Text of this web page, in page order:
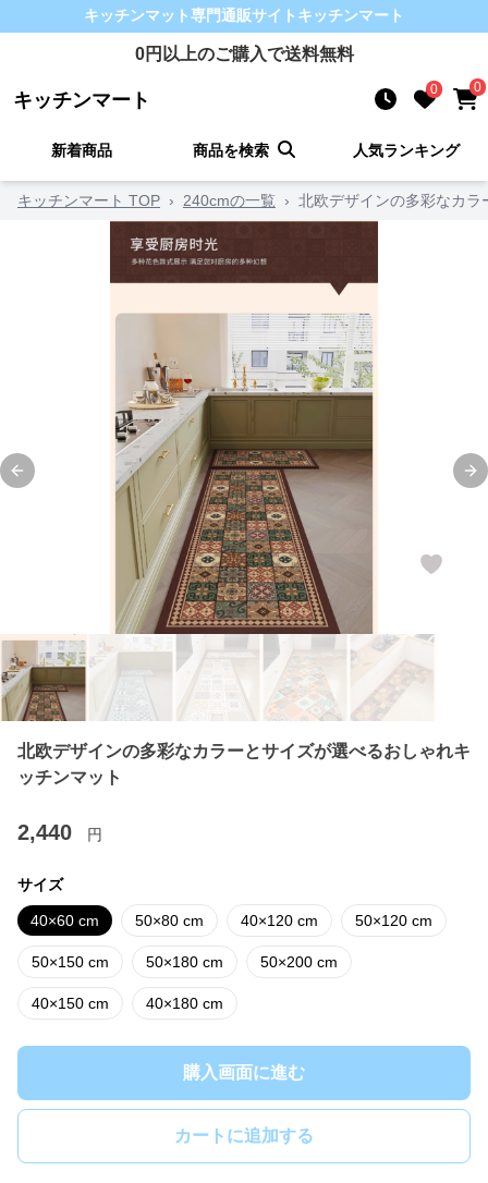
キッチンマット専門通販サイト キッチンマート
0円以上のご購入で送料無料
キッチンマート 0 0
新着商品 商品を検索 人気ランキング
キッチンマート TOP › 240cmの一覧 › 北欧デザインの多彩なカ
Previous slide
北欧デザインの多彩なカラーとサイズが選べるおしゃれキ
ッチンマット
2,440 円
サイズ
40×60 cm 50×80 cm 40×120 cm 50×120 cm
50×150 cm 50×180 cm 50×200 cm
40×150 cm 40×180 cm
購入画面に進む
カートに追加する